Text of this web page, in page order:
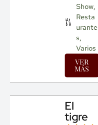
Show,
Resta
urante
s,
Varios
VER
MÁS
El
tigre